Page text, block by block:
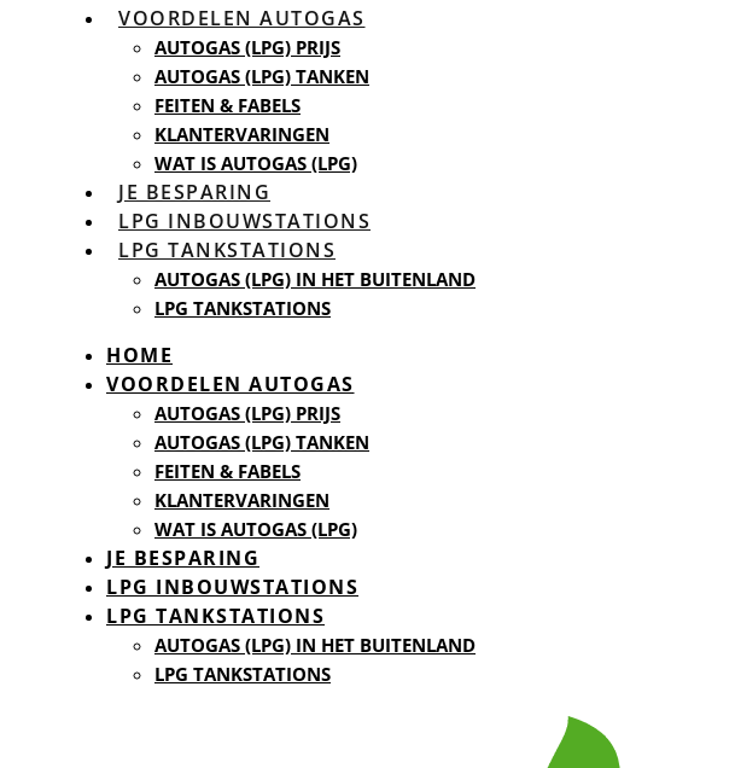
VOORDELEN AUTOGAS
AUTOGAS (LPG) PRIJS
AUTOGAS (LPG) TANKEN
FEITEN & FABELS
KLANTERVARINGEN
WAT IS AUTOGAS (LPG)
JE BESPARING
LPG INBOUWSTATIONS
LPG TANKSTATIONS
AUTOGAS (LPG) IN HET BUITENLAND
LPG TANKSTATIONS
HOME
VOORDELEN AUTOGAS
AUTOGAS (LPG) PRIJS
AUTOGAS (LPG) TANKEN
FEITEN & FABELS
KLANTERVARINGEN
WAT IS AUTOGAS (LPG)
JE BESPARING
LPG INBOUWSTATIONS
LPG TANKSTATIONS
AUTOGAS (LPG) IN HET BUITENLAND
LPG TANKSTATIONS